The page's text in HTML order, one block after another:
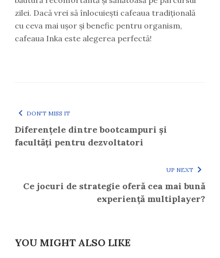
zilei. Dacă vrei să înlocuiești cafeaua tradițională
cu ceva mai ușor și benefic pentru organism,
cafeaua Inka este alegerea perfectă!
DON'T MISS IT
Diferențele dintre bootcampuri și
facultăți pentru dezvoltatori
UP NEXT
Ce jocuri de strategie oferă cea mai bună
experiență multiplayer?
YOU MIGHT ALSO LIKE